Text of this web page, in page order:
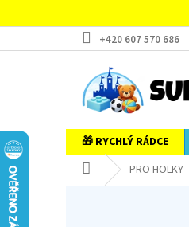
+420 607 570 686
🎁 RYCHLÝ RÁDCE
Domů PRO HOLKY